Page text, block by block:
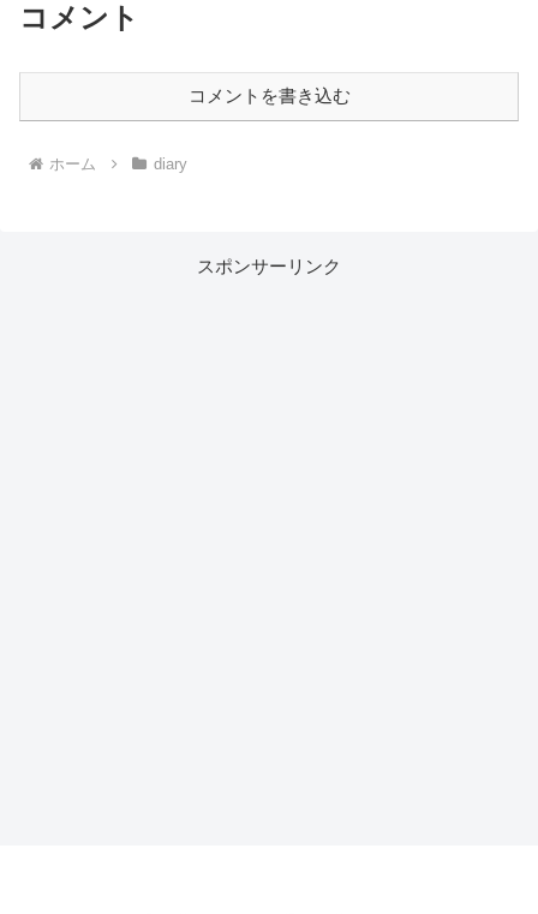
コメント
コメントを書き込む
ホーム diary
スポンサーリンク